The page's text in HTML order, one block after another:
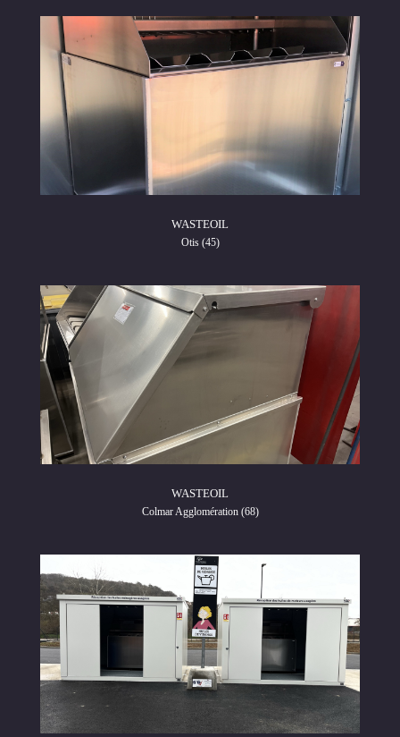
WASTEOIL
Otis (45)
WASTEOIL
Colmar Agglomération (68)